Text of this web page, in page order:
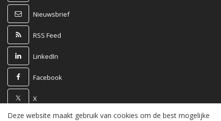
Nieuwsbrief
RSS Feed
LinkedIn
Facebook
X
Deze website maakt gebruik van cookies om de best mogelijke